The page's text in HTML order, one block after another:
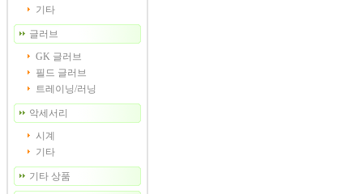
기타
글러브
GK 글러브
필드 글러브
트레이닝/러닝
악세서리
시계
기타
기타 상품